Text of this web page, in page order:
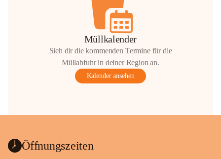
Müllkalender
Sieh dir die kommenden Termine für die
Müllabfuhr in deiner Region an.
Kalender ansehen
Öffnungszeiten